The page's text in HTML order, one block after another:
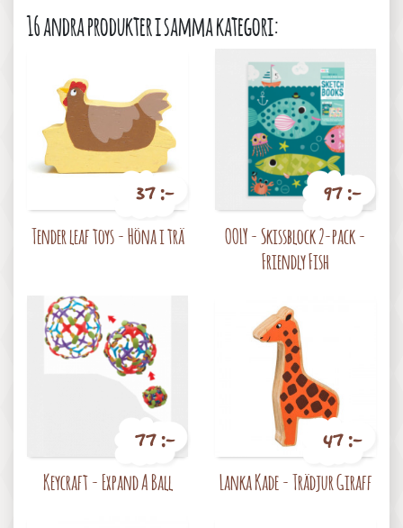
16 andra produkter i samma kategori:
37 :-
Tender leaf toys - Höna i trä
97 :-
OOLY - Skissblock 2-pack -
Friendly Fish
77 :-
Keycraft - Expand A Ball
47 :-
Lanka Kade - Trädjur Giraff